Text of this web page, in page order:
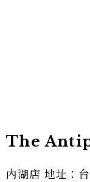
The
內湖店 地址：